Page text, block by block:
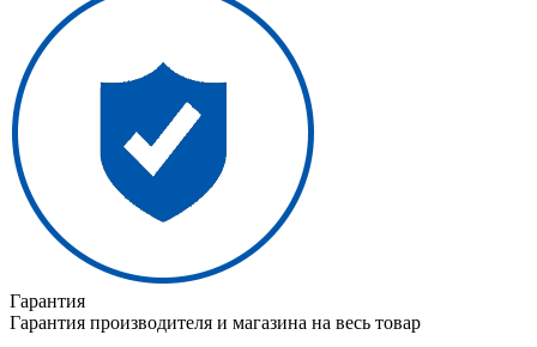
Гарантия
Гарантия производителя и магазина на весь товар